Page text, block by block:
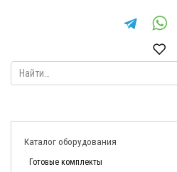
Search
for:
Каталог оборудования
Готовые комплекты